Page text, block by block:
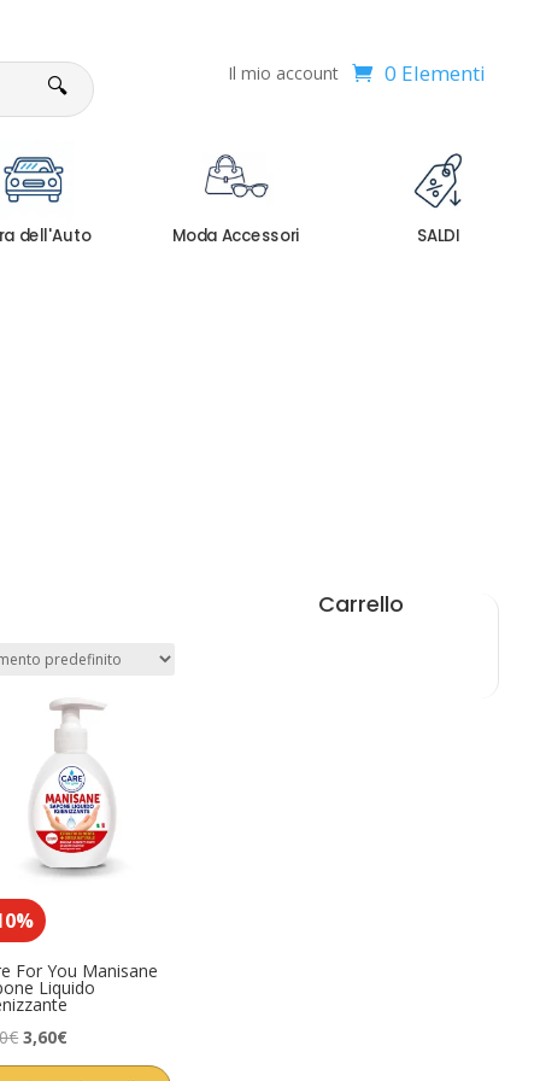
🔍 Il mio account 0 Elementi
dell'Auto Moda Accessori SALDI
For You Manisane
Liquido
€Il
prezzo
3,60€Il
prezzo
Carrello